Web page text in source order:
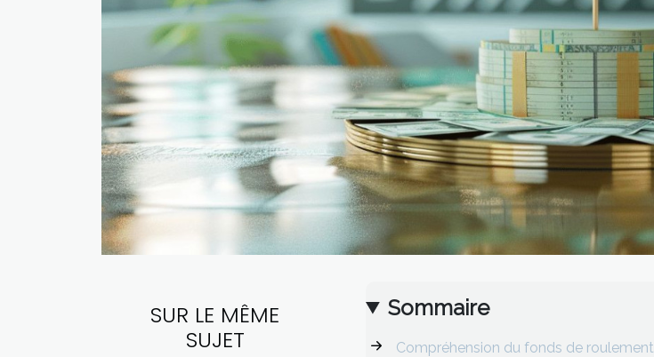
SUR LE MÊME
SUJET
Sommaire
Compréhension du fonds de roulement